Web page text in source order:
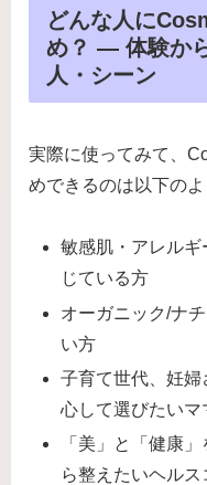
どんな人に
め？ — 体験か
人・シーン
実際に使ってみて、
めできるのは以下のよ
敏感肌・アレル
じている方
オーガニック/ナ
い方
子育て世代、妊
心して選びたいマ
「美」と「健康
ら整えたいヘル